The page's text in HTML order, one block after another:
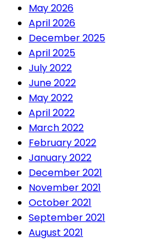
May 2026
April 2026
December 2025
April 2025
July 2022
June 2022
May 2022
April 2022
March 2022
February 2022
January 2022
December 2021
November 2021
October 2021
September 2021
August 2021